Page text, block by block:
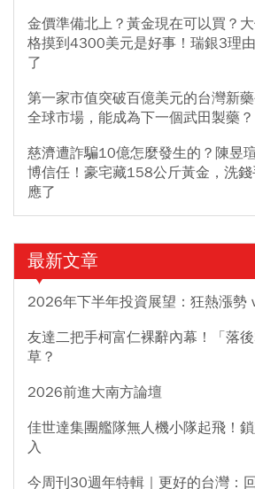
金價準備北上？黃金現在可以買？
格摸到4300美元是好事！瑞銀3理
了
第一家市值突破百億美元的台灣新
全球市場，能成為下一個武田製藥？
慈濟遭詐騙10億怎麼發生的？陳昱
博信任！豪宅藏158公斤黃金，洗
應了
最新文章
2026年下半年投資展望：狂熱漲勢
友達二把手柯富仁裸辭內幕！「落
草？
2026前進大南方論壇
佳世達集團艦隊無人機小隊起飛！
入
今周刊30週年特輯｜更好的台灣：